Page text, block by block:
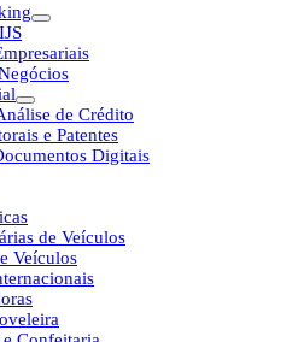
de Crédito
e Patentes
Digitais
de Veículos
Veículos